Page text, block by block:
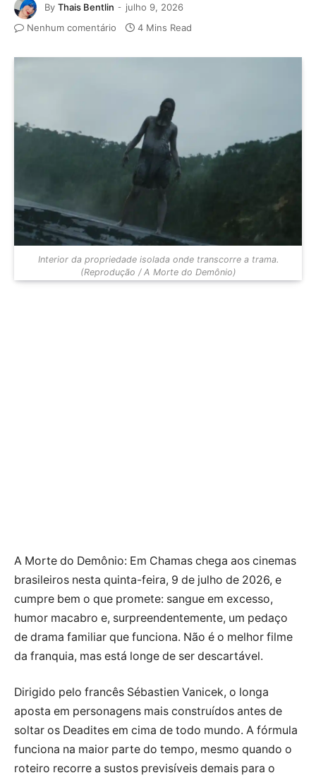
By Thais Bentlin
julho 9, 2026
Nenhum comentário
4 Mins Read
Interior da propriedade isolada onde transcorre a trama.
(Reprodução / A Morte do Demônio)
A Morte do Demônio: Em Chamas chega aos cinemas
brasileiros nesta quinta-feira, 9 de julho de 2026, e
cumpre bem o que promete: sangue em excesso,
humor macabro e, surpreendentemente, um pedaço
de drama familiar que funciona. Não é o melhor filme
da franquia, mas está longe de ser descartável.
Dirigido pelo francês Sébastien Vanicek, o longa
aposta em personagens mais construídos antes de
soltar os Deadites em cima de todo mundo. A fórmula
funciona na maior parte do tempo, mesmo quando o
roteiro recorre a sustos previsíveis demais para o